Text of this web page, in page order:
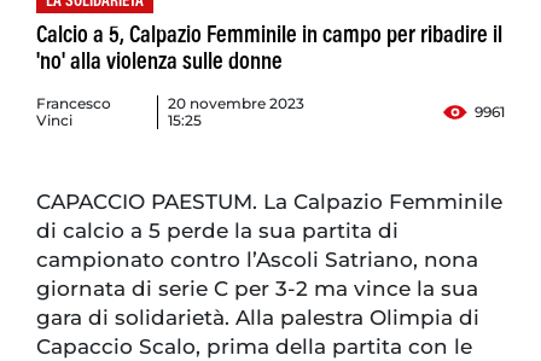
Calcio a 5, Calpazio Femminile in campo per ribadire il
'no' alla violenza sulle donne
Francesco
Vinci
20 novembre 2023
15:25
9961
CAPACCIO PAESTUM. La Calpazio Femminile
di calcio a 5 perde la sua partita di
campionato contro l’Ascoli Satriano, nona
giornata di serie C per 3-2 ma vince la sua
gara di solidarietà. Alla palestra Olimpia di
Capaccio Scalo, prima della partita con le